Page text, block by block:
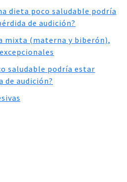
dieta poco saludable podría
de audición?
mixta (materna y biberón),
saludable podría estar
de audición?